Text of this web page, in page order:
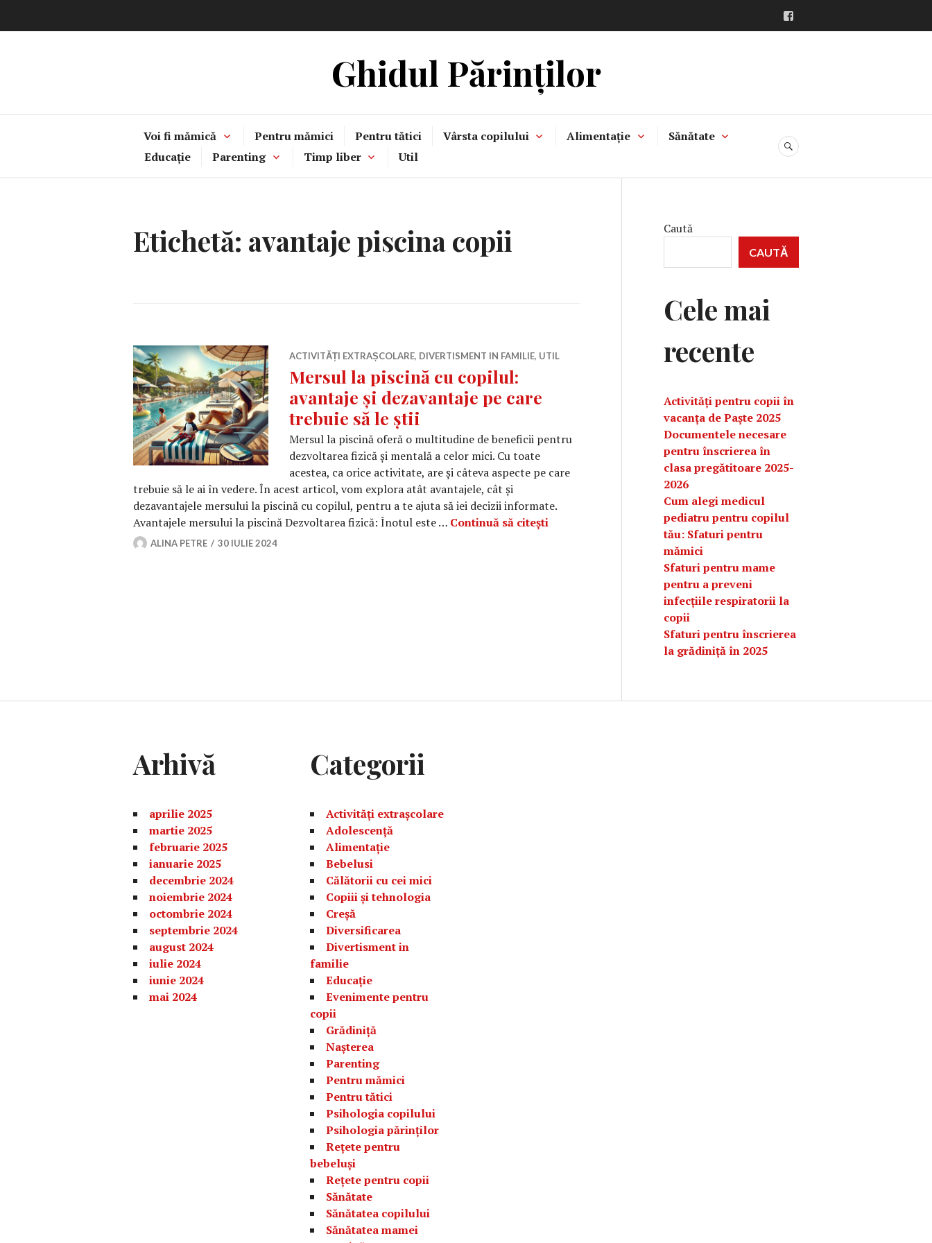
la
Ghidul Părinților
Voi fi mămică Pentru mămici Pentru tătici Vârsta copilului Alimentație
Sănătate
Educație
Parenting Timp liber Util
CĂUTARE
Etichetă: avantaje piscina copii
ACTIVITĂȚI EXTRAȘCOLARE, DIVERTISMENT IN FAMILIE, UTIL
Mersul la piscină cu copilul:
avantaje și dezavantaje pe care
trebuie să le știi
Mersul la piscină oferă o multitudine de beneficii pentru
dezvoltarea fizică și mentală a celor mici. Cu toate
acestea, ca orice activitate, are și câteva aspecte pe care
trebuie să le ai în vedere. În acest articol, vom explora atât avantajele, cât și
dezavantajele mersului la piscină cu copilul, pentru a te ajuta să iei decizii informate.
Avantajele mersului la piscină Dezvoltarea fizică: Înotul este … Continuă să citești Mersul la piscină cu copilul: avantaje și dezavantaje pe care trebuie să
ALINA PETRE 30 IULIE 2024
Caută
CAUTĂ
Cele mai
recente
Activități pentru copii în
vacanța de Paște 2025
Documentele necesare
pentru înscrierea în
clasa pregătitoare 2025-
2026
Cum alegi medicul
pediatru pentru copilul
tău: Sfaturi pentru
mămici
Sfaturi pentru mame
pentru a preveni
infecțiile respiratorii la
copii
Sfaturi pentru înscrierea
la grădiniță în 2025
Arhivă
aprilie 2025
martie 2025
februarie 2025
ianuarie 2025
decembrie 2024
noiembrie 2024
octombrie 2024
septembrie 2024
august 2024
iulie 2024
iunie 2024
mai 2024
Categorii
Activități extrașcolare
Adolescență
Alimentație
Bebelusi
Călătorii cu cei mici
Copiii și tehnologia
Creșă
Diversificarea
Divertisment in
familie
Educație
Evenimente pentru
copii
Grădiniță
Nașterea
Parenting
Pentru mămici
Pentru tătici
Psihologia copilului
Psihologia părinților
Rețete pentru
bebeluși
Rețete pentru copii
Sănătate
Sănătatea copilului
Sănătatea mamei